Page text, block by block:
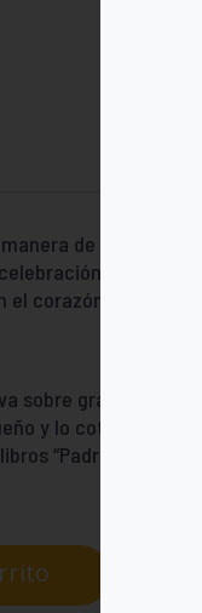
de ver el
del
corazón al
sobre gratitud que
y lo cotidiano. Es
“Padre bueno,